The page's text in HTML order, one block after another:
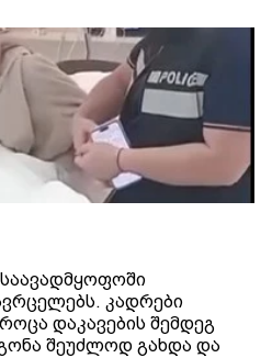
საავადმყოფოში
კადრები
დაკავების შემდეგ
შეუძლოდ გახდა და